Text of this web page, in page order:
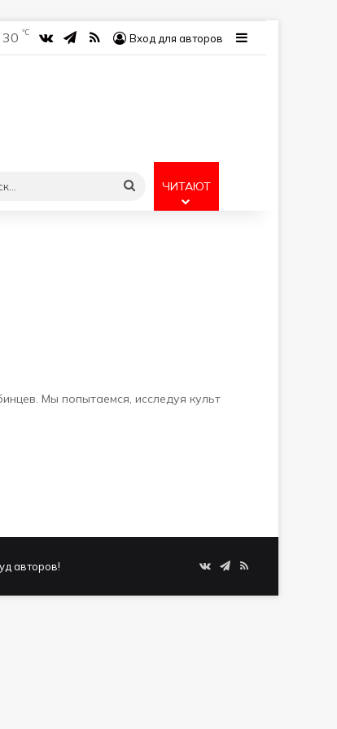
30 ℃ vk.comTelegram
RSS Вход для авторов
статья Поиск...ЧИТАЮТ
Мы попытаемся, исследуя культ
авторов! vk.comTelegram